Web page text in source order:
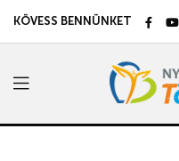
KÖVESS BENNÜNKET